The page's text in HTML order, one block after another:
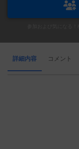
詳細内容 コメント